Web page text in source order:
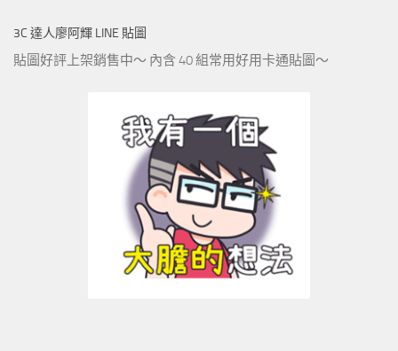
3C 達人廖阿輝 LINE 貼圖
貼圖好評上架銷售中～ 內含 40 組常用好用卡通貼圖～